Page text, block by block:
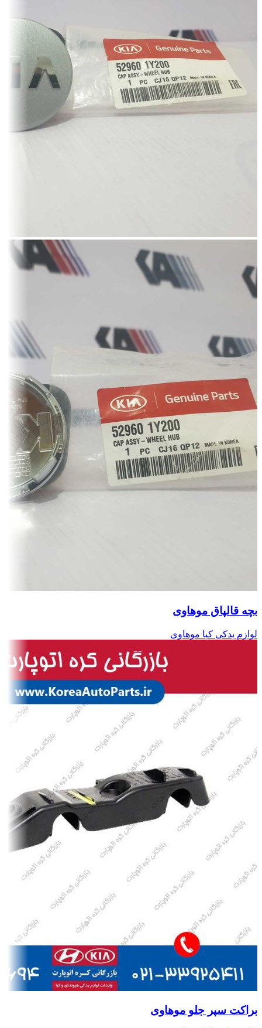
بچه قالپاق موهاوی
لوازم یدکی کیا موهاوی
براکت سپر جلو موهاوی